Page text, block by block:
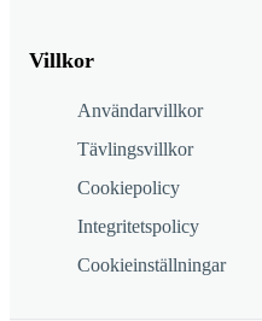
Villkor
Användarvillkor
Tävlingsvillkor
Cookiepolicy
Integritetspolicy
Cookieinställningar